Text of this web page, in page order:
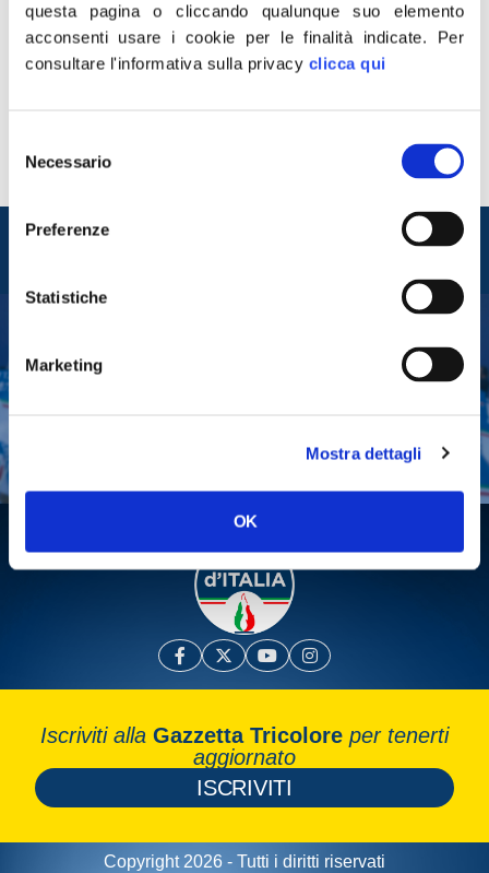
questa pagina o cliccando qualunque suo elemento
acconsenti usare i cookie per le finalità indicate. Per
consultare l'informativa sulla privacy clicca qui
delNecessario
Preferenze
Statistiche
Marketing
Mostra dettagli
OK
“La grande comunità di Fratelli d’Italia esprime profondo
cordoglio per la scomparsa del Senatore Mariano
Delogu, grande uomo della destra italiana e uno dei
scorsa legislatura, abbiamo gettato le basi per la
Entra nel mondo di
Iscriviti alla Gazzetta Tricolore per tenerti
aggiornato
ISCRIVITI
Copyright 2026 - Tutti i diritti riservati